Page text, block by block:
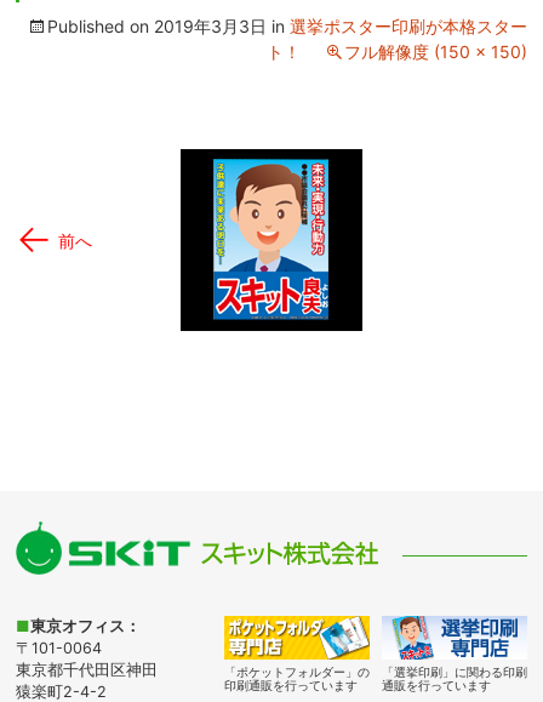
Published on 2019年3月3日 in 選挙ポスター印刷が本格スター
ト！
フル解像度 (150 × 150)
← 前へ
■東京オフィス：
〒101-0064
東京都千代田区神田
猿楽町2-4-2
「ポケットフォルダー」の
印刷通販を行っています
「選挙印刷」に関わる印刷
通販を行っています